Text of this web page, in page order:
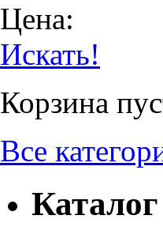
Цена:
Искать!
Корзина
Все